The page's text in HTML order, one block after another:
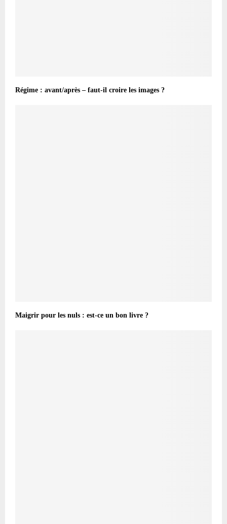
Régime : avant/après – faut-il croire les images ?
Maigrir pour les nuls : est-ce un bon livre ?